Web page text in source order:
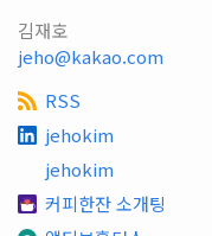
김재호
jeho@kakao.com
RSS
jehokim
jehokim
커피한잔 소개팅